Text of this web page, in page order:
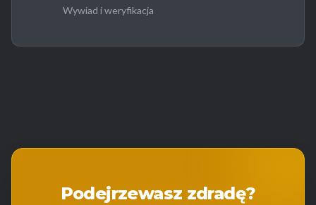
Wywiad i weryfikacja
Podejrzewasz zdradę?